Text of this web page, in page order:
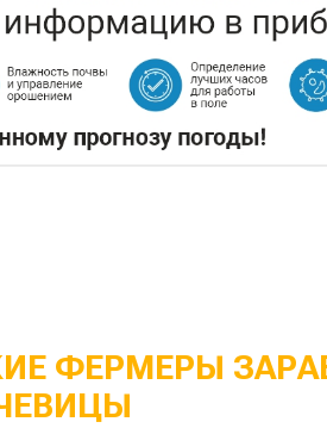
ФЕРМЕРЫ